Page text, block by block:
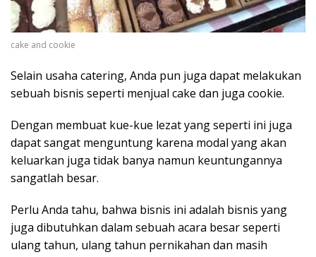
cake and cookie
Selain usaha catering, Anda pun juga dapat melakukan
sebuah bisnis seperti menjual cake dan juga cookie.
Dengan membuat kue-kue lezat yang seperti ini juga
dapat sangat menguntung karena modal yang akan
keluarkan juga tidak banya namun keuntungannya
sangatlah besar.
Perlu Anda tahu, bahwa bisnis ini adalah bisnis yang
juga dibutuhkan dalam sebuah acara besar seperti
ulang tahun, ulang tahun pernikahan dan masih